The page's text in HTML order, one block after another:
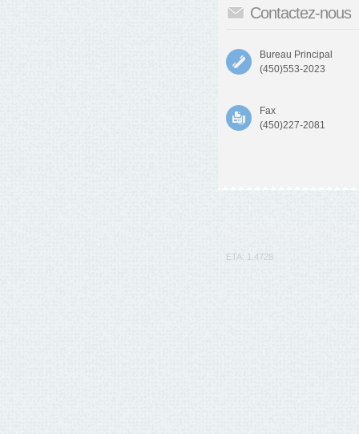
Contactez-nous
Bureau Principal
(450)553-2023
Fax
(450)227-2081
ETA: 1.4728